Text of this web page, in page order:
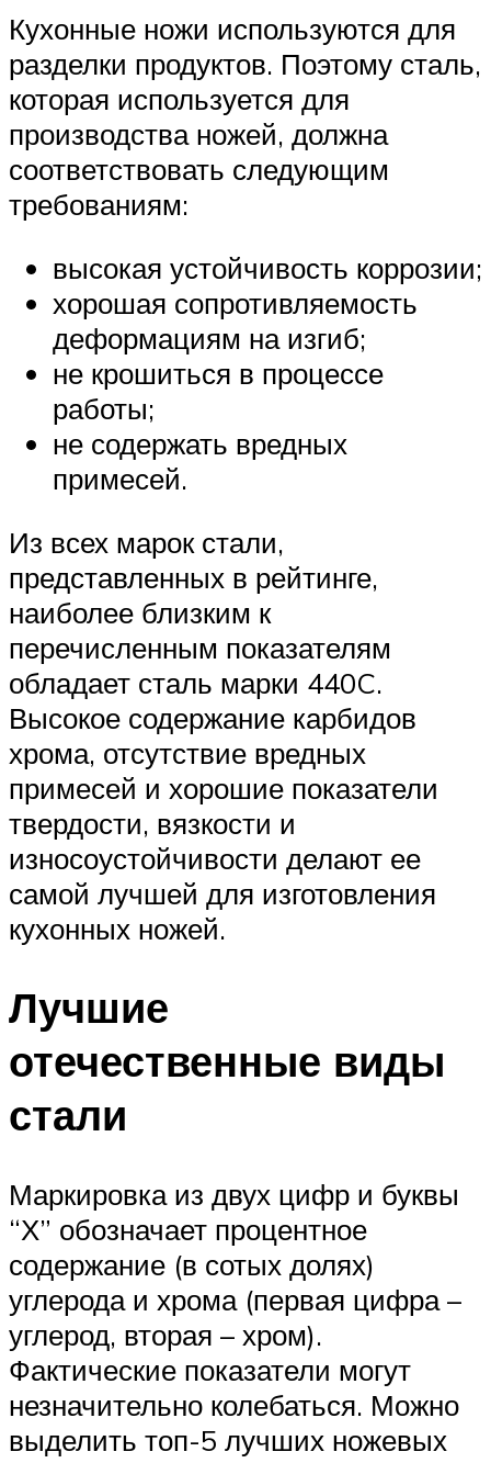
Кухонные ножи используются для
разделки продуктов. Поэтому сталь,
которая используется для
производства ножей, должна
соответствовать следующим
требованиям:
высокая устойчивость коррозии;
хорошая сопротивляемость
деформациям на изгиб;
не крошиться в процессе
работы;
не содержать вредных
примесей.
Из всех марок стали,
представленных в рейтинге,
наиболее близким к
перечисленным показателям
обладает сталь марки 440C.
Высокое содержание карбидов
хрома, отсутствие вредных
примесей и хорошие показатели
твердости, вязкости и
износоустойчивости делают ее
самой лучшей для изготовления
кухонных ножей.
Лучшие
отечественные виды
стали
Маркировка из двух цифр и буквы
“Х” обозначает процентное
содержание (в сотых долях)
углерода и хрома (первая цифра –
углерод, вторая – хром).
Фактические показатели могут
незначительно колебаться. Можно
выделить топ-5 лучших ножевых